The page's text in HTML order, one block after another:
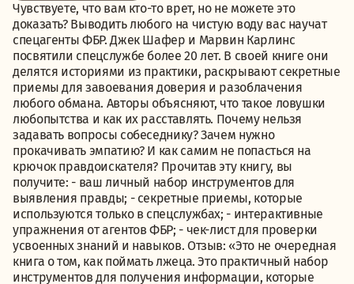
Чувствуете, что вам кто-то врет, но не можете это
доказать? Выводить любого на чистую воду вас научат
спецагенты ФБР. Джек Шафер и Марвин Карлинс
посвятили спецслужбе более 20 лет. В своей книге они
делятся историями из практики, раскрывают секретные
приемы для завоевания доверия и разоблачения
любого обмана. Авторы объясняют, что такое ловушки
любопытства и как их расставлять. Почему нельзя
задавать вопросы собеседнику? Зачем нужно
прокачивать эмпатию? И как самим не попасться на
крючок правдоискателя? Прочитав эту книгу, вы
получите: - ваш личный набор инструментов для
выявления правды; - секретные приемы, которые
используются только в спецслужбах; - интерактивные
упражнения от агентов ФБР; - чек-лист для проверки
усвоенных знаний и навыков. Отзыв: «Это не очередная
книга о том, как поймать лжеца. Это практичный набор
инструментов для получения информации, которые